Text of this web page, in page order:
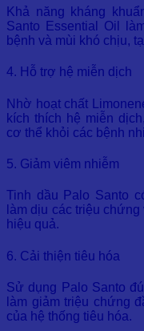
Khả năng kháng
Santo Essential Oil
bệnh và mùi khó chịu,
4. Hỗ trợ hệ miễn dịch
Nhờ hoạt chất
kích thích hệ miễn
cơ thể khỏi các bệnh
5. Giảm viêm nhiễm
Tinh dầu Palo Santo
làm dịu các triệu
hiệu quả.
6. Cải thiện tiêu hóa
Sử dụng Palo Santo
làm giảm triệu chứng
của hệ thống tiêu hóa.